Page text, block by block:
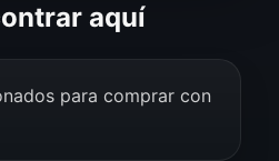
aquí
para comprar con